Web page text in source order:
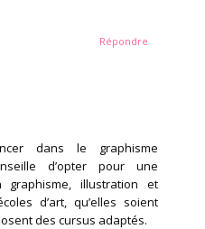
dans le graphisme
d’opter pour une
graphisme, illustration et
d’art, qu’elles soient
des cursus adaptés.
Répondre